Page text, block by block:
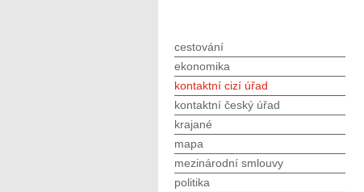
cestování
ekonomika
kontaktní cizí úřad
kontaktní český úřad
krajané
mapa
mezinárodní smlouvy
politika